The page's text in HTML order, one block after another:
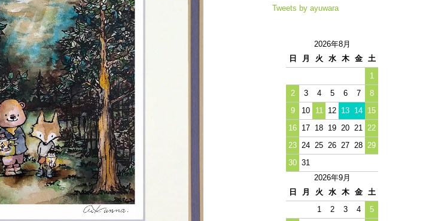
Tweets by ayuwara
2026年8月
日
月 火 水 木 金
土
1
2
3 4 5 6 7
8
9
10 11 12 13 14 15
16 17 18 19 20 21
22
23 24 25 26 27 28 29
30 31
2026年9月
日
月 火 水 木 金
土
1
2 3 4
5